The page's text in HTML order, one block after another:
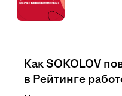
Как SOKOLOV
в Рейтинге